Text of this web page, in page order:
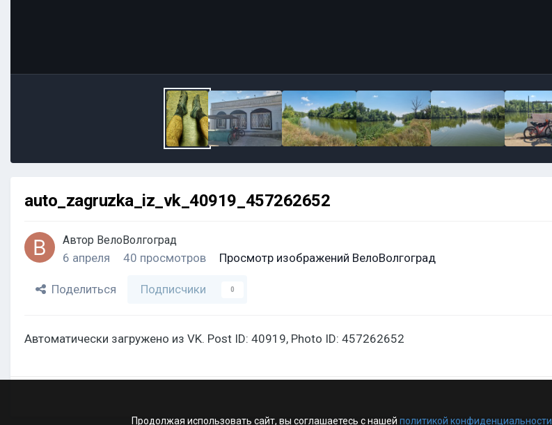
auto_zagruzka_iz_vk_40919_457262652
Автор ВелоВолгоград
6 апреля 40 просмотров Просмотр изображений ВелоВолгоград
Поделиться Подписчики 0
Автоматически загружено из VK. Post ID: 40919, Photo ID: 457262652
Продолжая использовать сайт, вы соглашаетесь с нашей политикой конфиденциальности